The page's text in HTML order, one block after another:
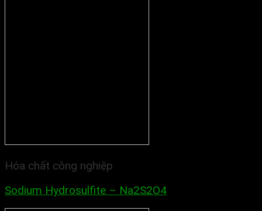
Hóa chất công nghiệp
Sodium Hydrosulfite – Na2S2O4